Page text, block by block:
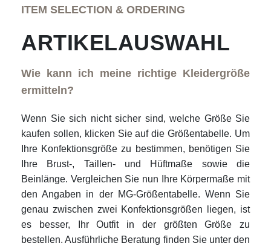
ITEM SELECTION & ORDERING
ARTIKELAUSWAHL
Wie kann ich meine richtige Kleidergröße
ermitteln?
Wenn Sie sich nicht sicher sind, welche Größe Sie
kaufen sollen, klicken Sie auf die Größentabelle. Um
Ihre Konfektionsgröße zu bestimmen, benötigen Sie
Ihre Brust-, Taillen- und Hüftmaße sowie die
Beinlänge. Vergleichen Sie nun Ihre Körpermaße mit
den Angaben in der MG-Größentabelle. Wenn Sie
genau zwischen zwei Konfektionsgrößen liegen, ist
es besser, Ihr Outfit in der größten Größe zu
bestellen. Ausführliche Beratung finden Sie unter den